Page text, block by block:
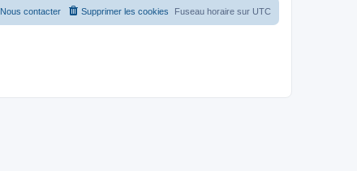
Fuseau horaire sur UTC
Supprimer les cookies
Nous contacter